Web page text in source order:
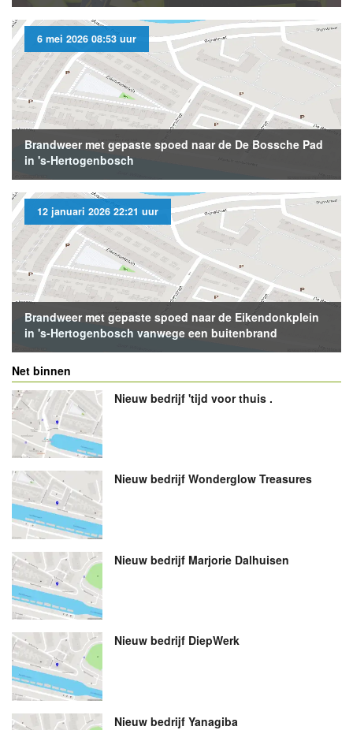
6 mei 2026 08:53 uur
Brandweer met gepaste spoed naar de De Bossche Pad
in 's-Hertogenbosch
12 januari 2026 22:21 uur
Brandweer met gepaste spoed naar de Eikendonkplein
in 's-Hertogenbosch vanwege een buitenbrand
Net binnen
Nieuw bedrijf 'tijd voor thuis .
Nieuw bedrijf Wonderglow Treasures
Nieuw bedrijf Marjorie Dalhuisen
Nieuw bedrijf DiepWerk
Nieuw bedrijf Yanagiba